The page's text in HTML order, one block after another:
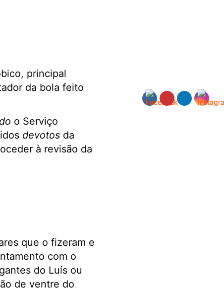
principal
da bola feito
o Serviço
devotosda
à revisão da
que o fizeram e
com o
do Luís ou
de ventre do